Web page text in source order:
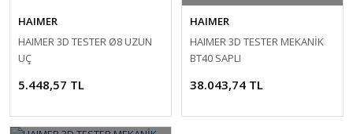
HAIMER
HAIMER 3D TESTER Ø8 UZUN
UÇ
5.448,57 TL
HAIMER
HAIMER 3D TESTER MEKANİK
BT40 SAPLI
38.043,74 TL